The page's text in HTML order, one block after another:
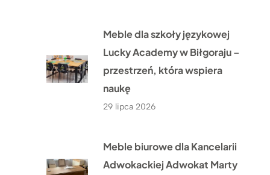
Meble dla szkoły językowej
Lucky Academy w Biłgoraju –
przestrzeń, która wspiera
naukę
29 lipca 2026
Meble biurowe dla Kancelarii
Adwokackiej Adwokat Marty